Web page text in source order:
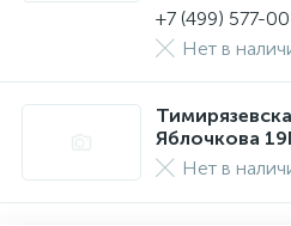
+7 (499) 577-
Нет в
Яблочкова
Нет в